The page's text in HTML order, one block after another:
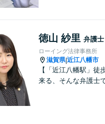
徳山 紗里 弁護士
ローイング法律事務所
滋賀県|近江八幡市
【「近江八幡駅」
来る、そんな弁護士